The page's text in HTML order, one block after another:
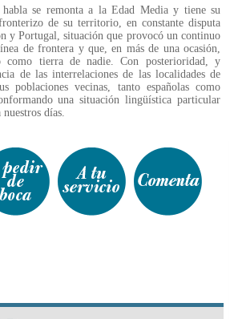
se remonta a la Edad Media y tiene su
de su territorio, en constante disputa
y Portugal, situación que provocó un continuo
de frontera y que, en más de una ocasión,
como tierra de nadie. Con posterioridad, y
de las interrelaciones de las localidades de
poblaciones vecinas, tanto españolas como
una situación lingüística particular
nuestros días.